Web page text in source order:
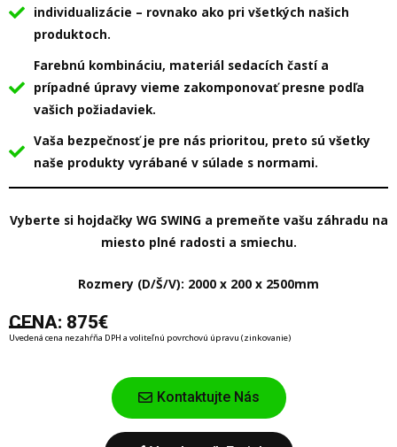
individualizácie – rovnako ako pri všetkých našich
produktoch.
Farebnú kombináciu, materiál sedacích častí a
prípadné úpravy vieme zakomponovať presne podľa
vašich požiadaviek.
Vaša bezpečnosť je pre nás prioritou, preto sú všetky
naše produkty vyrábané v súlade s normami.
Vyberte si hojdačky WG SWING a premeňte vašu záhradu na
miesto plné radosti a smiechu.
Rozmery (D/Š/V): 2000 x 200 x 2500mm
CENA: 875€
Uvedená cena nezahŕňa DPH a voliteľnú povrchovú úpravu (zinkovanie)
Kontaktujte Nás